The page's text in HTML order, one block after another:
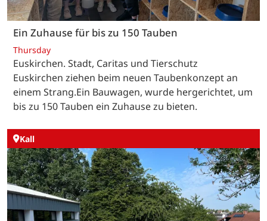
Ein Zuhause für bis zu 150 Tauben
Thursday
Euskirchen. Stadt, Caritas und Tierschutz
Euskirchen ziehen beim neuen Taubenkonzept an
einem Strang.Ein Bauwagen, wurde hergerichtet, um
bis zu 150 Tauben ein Zuhause zu bieten.
Kall